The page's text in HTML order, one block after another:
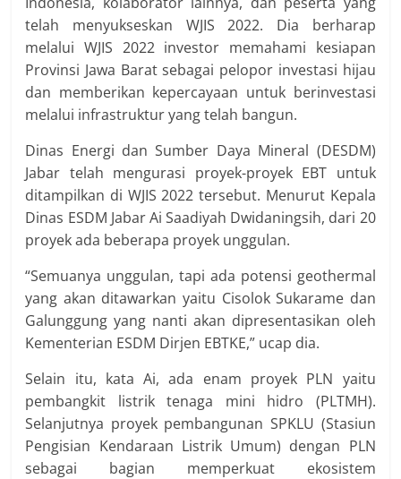
telah menyukseskan WJIS 2022. Dia berharap
melalui WJIS 2022 investor memahami kesiapan
Provinsi Jawa Barat sebagai pelopor investasi hijau
dan memberikan kepercayaan untuk berinvestasi
melalui infrastruktur yang telah bangun.
Dinas Energi dan Sumber Daya Mineral (DESDM)
Jabar telah mengurasi proyek-proyek EBT untuk
ditampilkan di WJIS 2022 tersebut. Menurut Kepala
Dinas ESDM Jabar Ai Saadiyah Dwidaningsih, dari 20
proyek ada beberapa proyek unggulan.
“Semuanya unggulan, tapi ada potensi geothermal
yang akan ditawarkan yaitu Cisolok Sukarame dan
Galunggung yang nanti akan dipresentasikan oleh
Kementerian ESDM Dirjen EBTKE,” ucap dia.
Selain itu, kata Ai, ada enam proyek PLN yaitu
pembangkit listrik tenaga mini hidro (PLTMH).
Selanjutnya proyek pembangunan SPKLU (Stasiun
Pengisian Kendaraan Listrik Umum) dengan PLN
sebagai bagian memperkuat ekosistem